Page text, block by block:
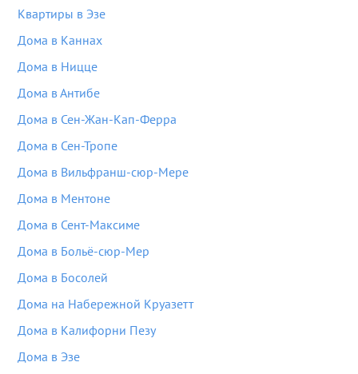
Квартиры в Эзе
Дома в Каннах
Дома в Ницце
Дома в Антибе
Дома в Сен-Жан-Кап-Ферра
Дома в Сен-Тропе
Дома в Вильфранш-сюр-Мере
Дома в Ментоне
Дома в Сент-Максиме
Дома в Больё-сюр-Мер
Дома в Босолей
Дома на Набережной Круазетт
Дома в Калифорни Пезу
Дома в Эзе